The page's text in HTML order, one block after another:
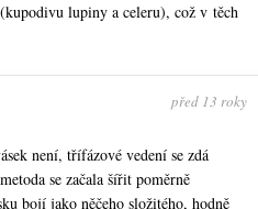
lupiny a celeru), což v těch
před 13 roky
není, třífázové vedení se zdá
se začala šířit poměrně
bojí jako něčeho složitého, hodně